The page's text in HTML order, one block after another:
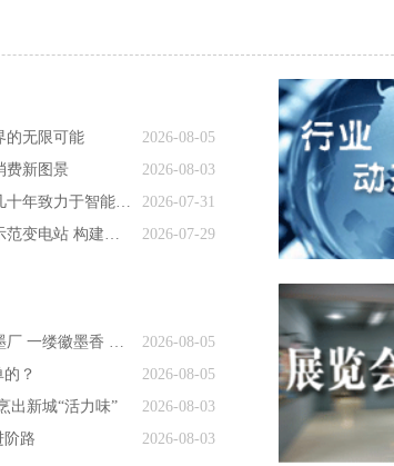
2026-08-05
的无限可能
2026-08-03
费新图景
2026-07-31
中国工程院院士罗锡文几十年致力于智能农机研发—— “泥腿”院士办起智慧农场
2026-07-29
探访国内首座量子应用示范变电站 构建新型电力系统，有套“量子方案”
2026-08-05
走进安徽歙县老胡开文墨厂 一缕徽墨香 玩转新消费
2026-08-05
？
2026-08-03
出新城“活力味”
2026-08-03
阶路